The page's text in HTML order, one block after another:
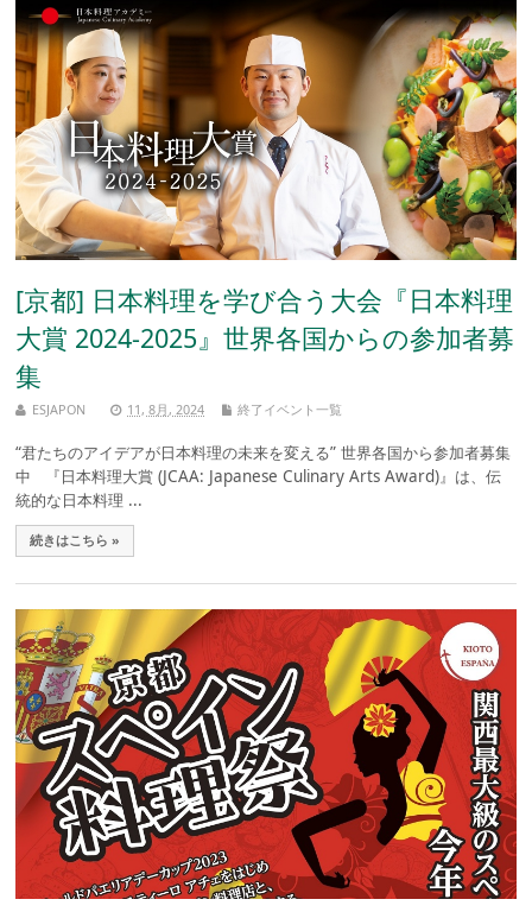
[京都] 日本料理を学び合う大会『日本料理
大賞 2024-2025』世界各国からの参加者募
集
ESJAPON 11, 8月, 2024 終了イベント一覧
“君たちのアイデアが日本料理の未来を変える” 世界各国から参加者募集
中 『日本料理大賞 (JCAA: Japanese Culinary Arts Award)』は、伝
統的な日本料理 ...
続きはこちら »